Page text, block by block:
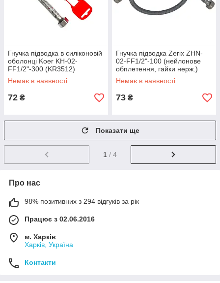
Гнучка підводка в силіконовій
оболонці Koer KH-02-
FF1/2"-300 (KR3512)
Немає в наявності
72 ₴
Гнучка підводка Zerix ZHN-
02-FF1/2"-100 (нейлонове
обплетення, гайки нерж.)
(ZX5142)
Немає в наявності
73 ₴
Показати ще
1 / 4
Про нас
98% позитивних з 294 відгуків за рік
Працює з 02.06.2016
м. Харків
Харків, Україна
Контакти